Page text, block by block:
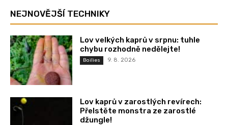
NEJNOVĚJŠÍ TECHNIKY
Lov velkých kaprů v srpnu: tuhle
chybu rozhodně nedělejte!
Boilies 9. 8. 2026
Lov kaprů v zarostlých revírech:
Přelstěte monstra ze zarostlé
džungle!